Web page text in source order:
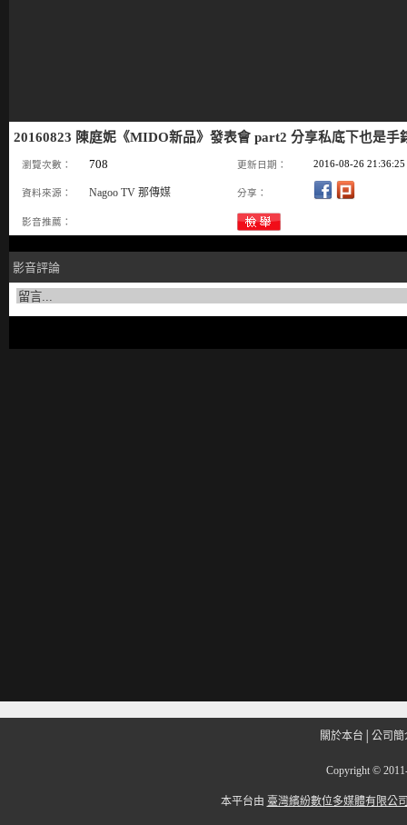
20160823 陳庭妮《MIDO新品》發表會 part2 分享私底下也是手
瀏覽次數： 708 更新日期： 2016-08-26 21:36:25
資料來源： Nagoo TV 那傳媒 分享：
影音推薦：
影音評論
關於本台 公司簡
Copyright ©
本平台由 臺灣繽紛數位多媒體有限公